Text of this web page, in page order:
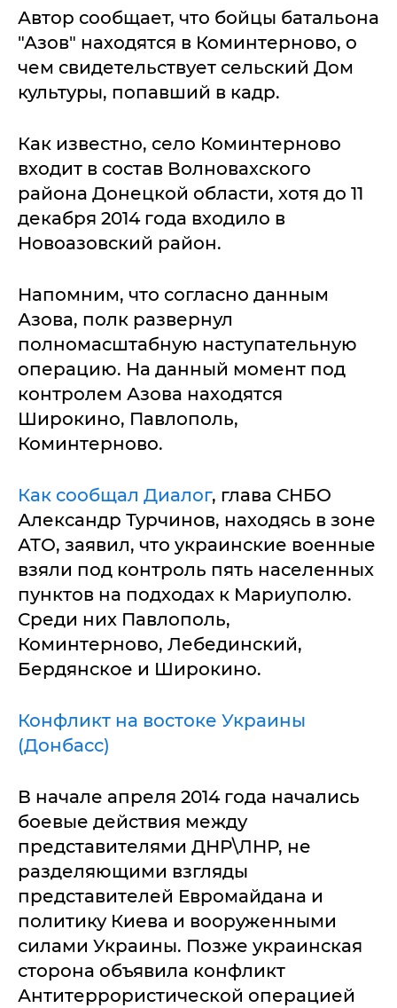
Автор сообщает, что бойцы батальона
"Азов" находятся в Коминтерново, о
чем свидетельствует сельский Дом
культуры, попавший в кадр.
Как известно, село Коминтерново
входит в состав Волновахского
района Донецкой области, хотя до 11
декабря 2014 года входило в
Новоазовский район.
Напомним, что согласно данным
Азова, полк развернул
полномасштабную наступательную
операцию. На данный момент под
контролем Азова находятся
Широкино, Павлополь,
Коминтерново.
Как сообщал Диалог, глава СНБО
Александр Турчинов, находясь в зоне
АТО, заявил, что украинские военные
взяли под контроль пять населенных
пунктов на подходах к Мариуполю.
Среди них Павлополь,
Коминтерново, Лебединский,
Бердянское и Широкино.
Конфликт на востоке Украины
(Донбасс)
В начале апреля 2014 года начались
боевые действия между
представителями ДНР\ЛНР, не
разделяющими взгляды
представителей Евромайдана и
политику Киева и вооруженными
силами Украины. Позже украинская
сторона объявила конфликт
Антитеррористической операцией